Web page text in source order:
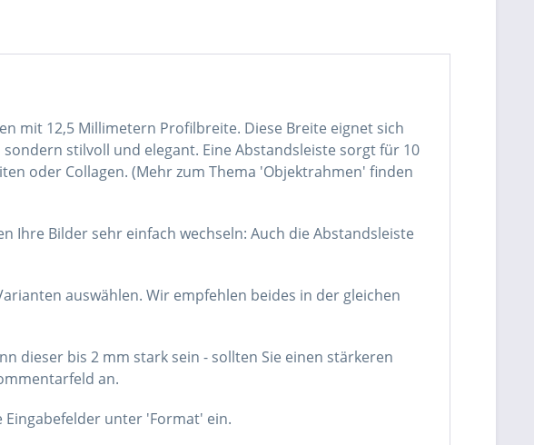
mit 12,5 Millimetern Profilbreite. Diese Breite eignet sich
stilvoll und elegant. Eine Abstandsleiste sorgt für 10
oder Collagen. (Mehr zum Thema 'Objektrahmen' finden
Ihre Bilder sehr einfach wechseln: Auch die Abstandsleiste
auswählen. Wir empfehlen beides in der gleichen
dieser bis 2 mm stark sein - sollten Sie einen stärkeren
an.
Eingabefelder unter 'Format' ein.